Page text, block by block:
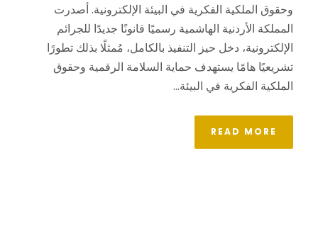
وحقوق الملكية الفكرية في البيئة الإلكترونية. أصدرت
المملكة الأردنية الهاشمية رسميًا قانونًا جديدًا للجرائم
الإلكترونية، دخل حيز التنفيذ بالكامل، مُمثلًا بذلك تطورًا
تشريعيًا هامًا يستهدف حماية السلامة الرقمية وحقوق
الملكية الفكرية في البيئة...
READ MORE